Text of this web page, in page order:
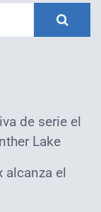
de serie el
Lake
alcanza el